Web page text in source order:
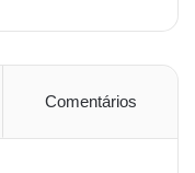
Comentários